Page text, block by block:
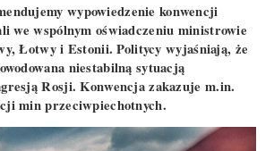
wypowiedzenie konwencji
we wspólnym oświadczeniu ministrowie
Łotwy i Estonii. Politycy wyjaśniają, że
niestabilną sytuacją
Rosji. Konwencja zakazuje m.in.
min przeciwpiechotnych.